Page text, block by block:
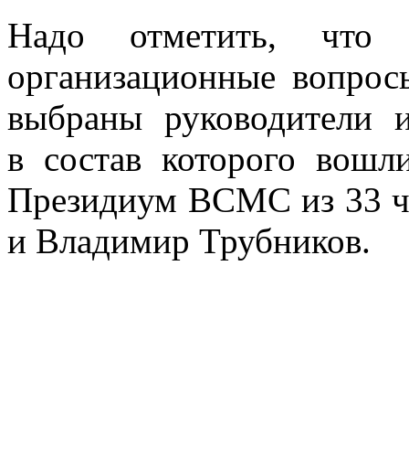
Надо отметить,
организационные
выбраны
в состав которого
Президиум ВСМС из 33
и Владимир Трубников.